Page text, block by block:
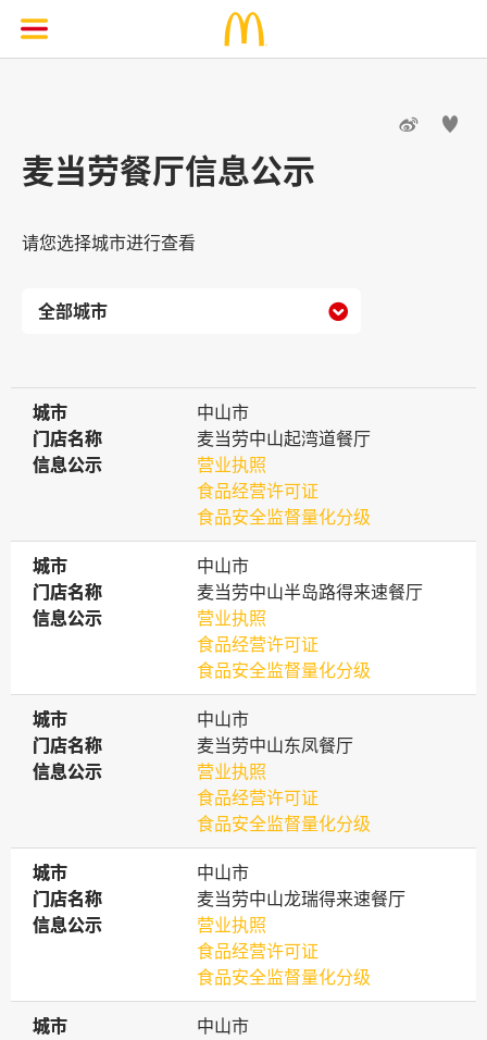
 
麦当劳餐厅信息公示
请您选择城市进行查看

城市
城市
中山市
门店名称
门店名称
麦当劳中山起湾道餐厅
信息公示
信息公示
营业执照
食品经营许可证
食品安全监督量化分级
城市
城市
中山市
门店名称
门店名称
麦当劳中山半岛路得来速餐厅
信息公示
信息公示
营业执照
食品经营许可证
食品安全监督量化分级
城市
城市
中山市
门店名称
门店名称
麦当劳中山东凤餐厅
信息公示
信息公示
营业执照
食品经营许可证
食品安全监督量化分级
城市
城市
中山市
门店名称
门店名称
麦当劳中山龙瑞得来速餐厅
信息公示
信息公示
营业执照
食品经营许可证
食品安全监督量化分级
城市
城市
中山市